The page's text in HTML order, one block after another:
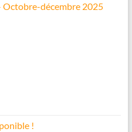
Octobre-décembre 2025
!